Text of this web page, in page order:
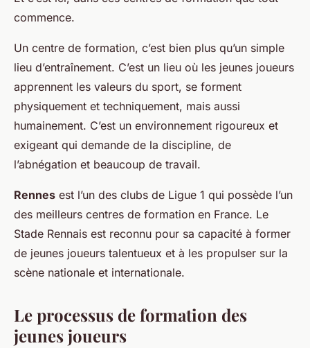
commence.
Un centre de formation, c’est bien plus qu’un simple
lieu d’entraînement. C’est un lieu où les jeunes joueurs
apprennent les valeurs du sport, se forment
physiquement et techniquement, mais aussi
humainement. C’est un environnement rigoureux et
exigeant qui demande de la discipline, de
l’abnégation et beaucoup de travail.
Rennes est l’un des clubs de Ligue 1 qui possède l’un
des meilleurs centres de formation en France. Le
Stade Rennais est reconnu pour sa capacité à former
de jeunes joueurs talentueux et à les propulser sur la
scène nationale et internationale.
Le processus de formation des
jeunes joueurs